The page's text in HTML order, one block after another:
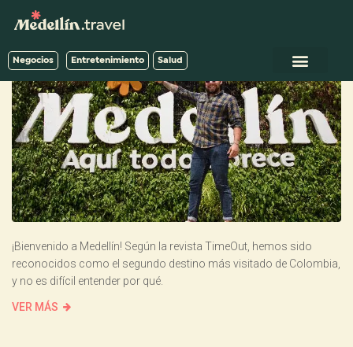
Negocios Entretenimiento Salud
¡Bienvenido a Medellín! Según la revista TimeOut, hemos sido
reconocidos como el segundo destino más visitado de Colombia,
y no es difícil entender por qué.
VER MÁS